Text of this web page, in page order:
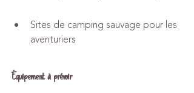
Sites de camping sauvage pour les
aventuriers
Équipement à prévoir